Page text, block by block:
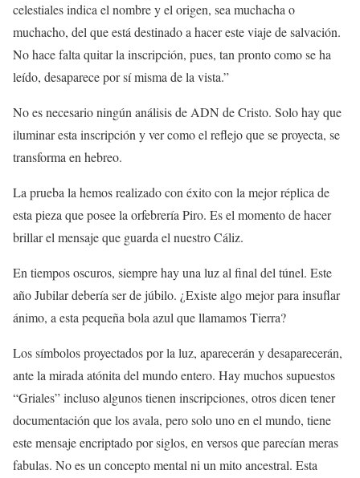
celestiales indica el nombre y el origen, sea muchacha o
muchacho, del que está destinado a hacer este viaje de salvación.
No hace falta quitar la inscripción, pues, tan pronto como se ha
leído, desaparece por sí misma de la vista.”
No es necesario ningún análisis de ADN de Cristo. Solo hay que
iluminar esta inscripción y ver como el reflejo que se proyecta, se
transforma en hebreo.
La prueba la hemos realizado con éxito con la mejor réplica de
esta pieza que posee la orfebrería Piro. Es el momento de hacer
brillar el mensaje que guarda el nuestro Cáliz.
En tiempos oscuros, siempre hay una luz al final del túnel. Este
año Jubilar debería ser de júbilo. ¿Existe algo mejor para insuflar
ánimo, a esta pequeña bola azul que llamamos Tierra?
Los símbolos proyectados por la luz, aparecerán y desaparecerán,
ante la mirada atónita del mundo entero. Hay muchos supuestos
“Griales” incluso algunos tienen inscripciones, otros dicen tener
documentación que los avala, pero solo uno en el mundo, tiene
este mensaje encriptado por siglos, en versos que parecían meras
fabulas. No es un concepto mental ni un mito ancestral. Esta